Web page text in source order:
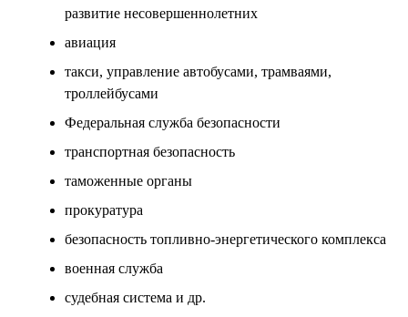
развитие несовершеннолетних
авиация
такси, управление автобусами, трамваями,
троллейбусами
Федеральная служба безопасности
транспортная безопасность
таможенные органы
прокуратура
безопасность топливно-энергетического комплекса
военная служба
судебная система и др.